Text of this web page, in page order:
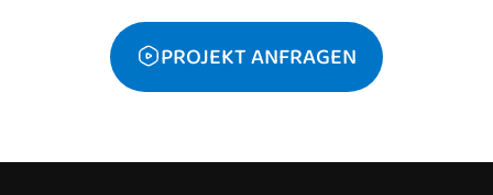
PROJEKT ANFRAGEN